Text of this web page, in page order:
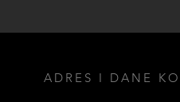
ADRES I DANE